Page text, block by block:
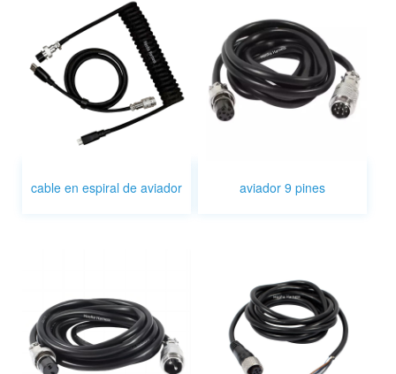
cable en espiral de aviador aviador 9 pines